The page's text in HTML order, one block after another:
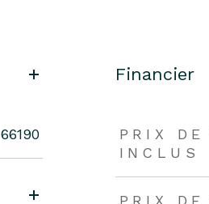
66190
Financier
PRIX
INCLUS
PRIX